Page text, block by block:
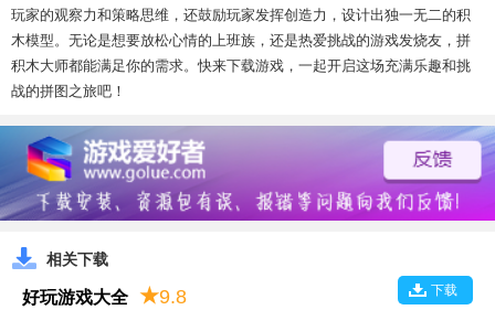
玩家的观察力和策略思维，还鼓励玩家发挥创造力，设计出独一无二的积
木模型。无论是想要放松心情的上班族，还是热爱挑战的游戏发烧友，拼
积木大师都能满足你的需求。快来下载游戏，一起开启这场充满乐趣和挑
战的拼图之旅吧！
相关下载
下载
好玩游戏大全 ★9.8